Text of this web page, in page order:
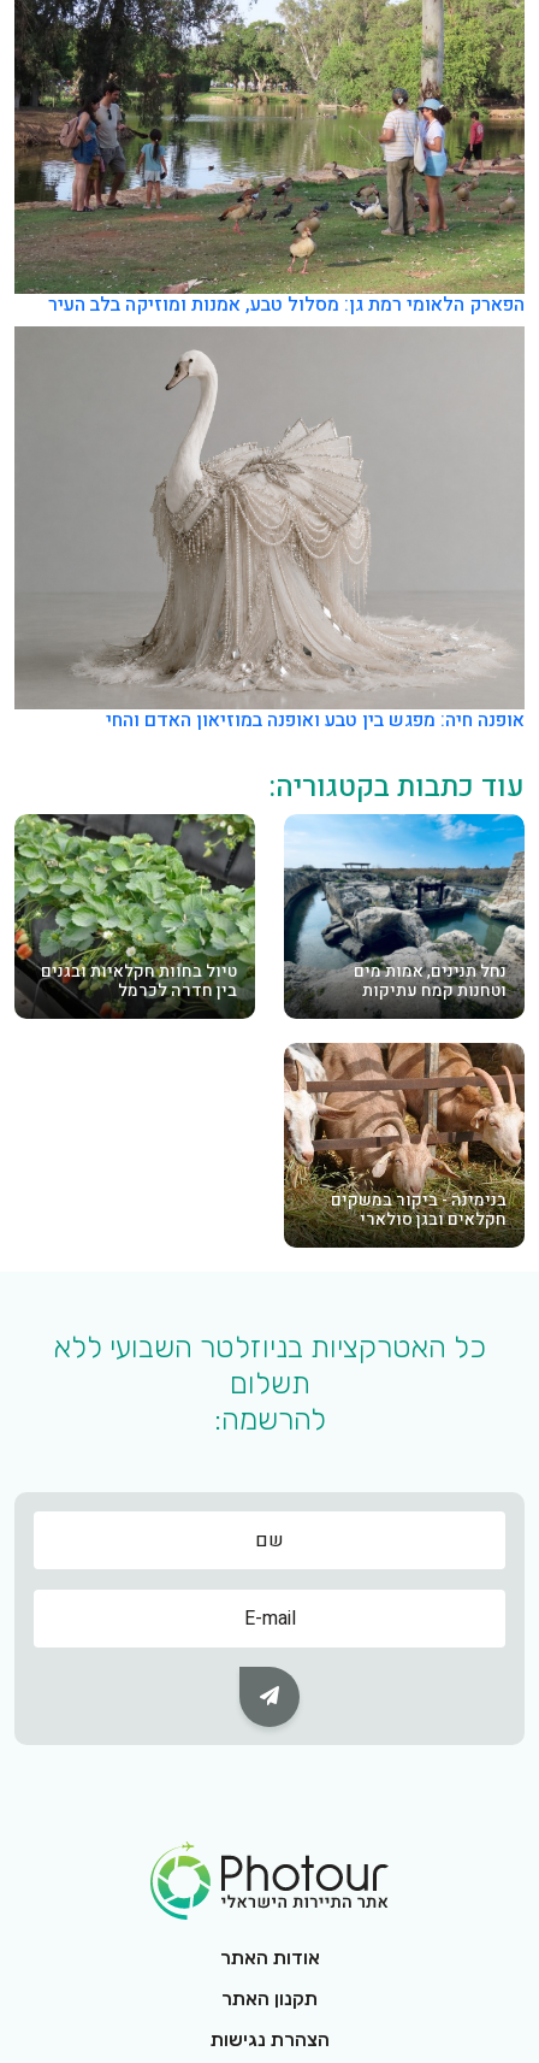
הפארק הלאומי רמת גן: מסלול טבע, אמנות ומוזיקה בלב העיר
אופנה חיה: מפגש בין טבע ואופנה במוזיאון האדם והחי
עוד כתבות בקטגוריה:
נחל תנינים, אמות מים
וטחנות קמח עתיקות
טיול בחוות חקלאיות ובגנים
בין חדרה לכרמל
בנימינה - ביקור במשקים
חקלאים ובגן סולארי
כל האטרקציות בניוזלטר השבועי ללא
תשלום
להרשמה:
שם
שם
Subscribe Button
אודות האתר
תקנון האתר
הצהרת נגישות